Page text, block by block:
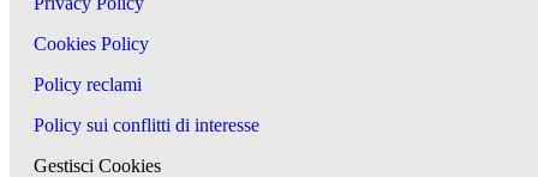
Cookies Policy
Policy reclami
Policy sui conflitti di interesse
Gestisci Cookies